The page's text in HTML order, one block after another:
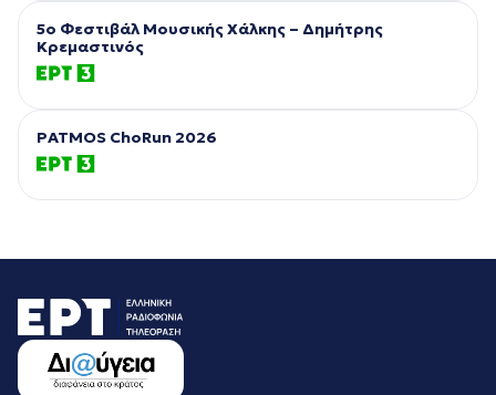
5ο Φεστιβάλ Μουσικής Χάλκης – Δημήτρης
Κρεμαστινός
PATMOS ChoRun 2026